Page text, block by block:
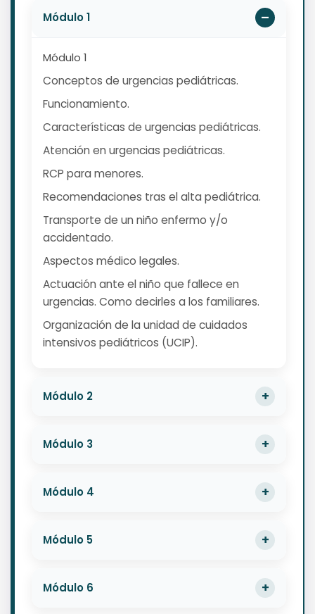
Módulo 1
Módulo 1
Conceptos de urgencias pediátricas.
Funcionamiento.
Características de urgencias pediátricas.
Atención en urgencias pediátricas.
RCP para menores.
Recomendaciones tras el alta pediátrica.
Transporte de un niño enfermo y/o
accidentado.
Aspectos médico legales.
Actuación ante el niño que fallece en
urgencias. Como decirles a los familiares.
Organización de la unidad de cuidados
intensivos pediátricos (UCIP).
Módulo 2
Módulo 3
Módulo 4
Módulo 5
Módulo 6